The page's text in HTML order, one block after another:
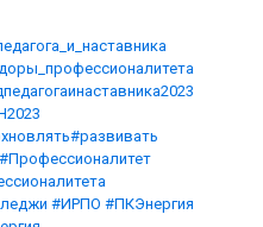
#развивать
#Профессионалитет
#ИРПО #ПКЭнергия